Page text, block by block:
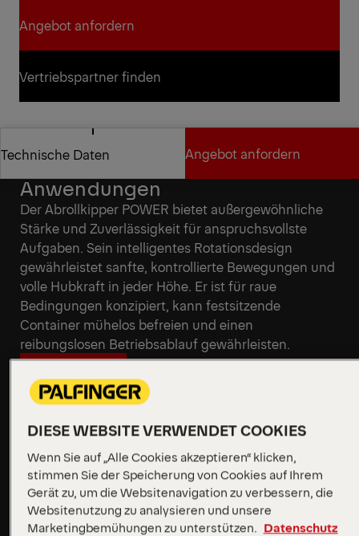
Angebot anfordern
Angebot anfordern
Vertriebspartner finden
Vertriebspartner finden
Technische Daten
Technische Daten
Angebot anfordern
Angebot anfordern
Konzipiert für anspruchsvolle
Anwendungen
Der Abrollkipper POWER bietet außergewöhnliche
Stärke und Zuverlässigkeit für anspruchsvollste
Aufgaben. Sein intelligentes Rotationsdesign
gewährleistet sanfte, kontrollierte Bewegungen und
volle Hubkraft in jeder Höhe. Er ist für raue
Bedingungen konzipiert, kann festsitzende
Container mühelos befreien und einen
reibungslosen Betriebsablauf gewährleisten.
Mehr erfahren
Mehr erfahren
DIESE WEBSITE VERWENDET COOKIES
Wenn Sie auf „Alle Cookies akzeptieren“ klicken,
stimmen Sie der Speicherung von Cookies auf Ihrem
Gerät zu, um die Websitenavigation zu verbessern, die
Websitenutzung zu analysieren und unsere
Marketingbemühungen zu unterstützen.
Datenschutz